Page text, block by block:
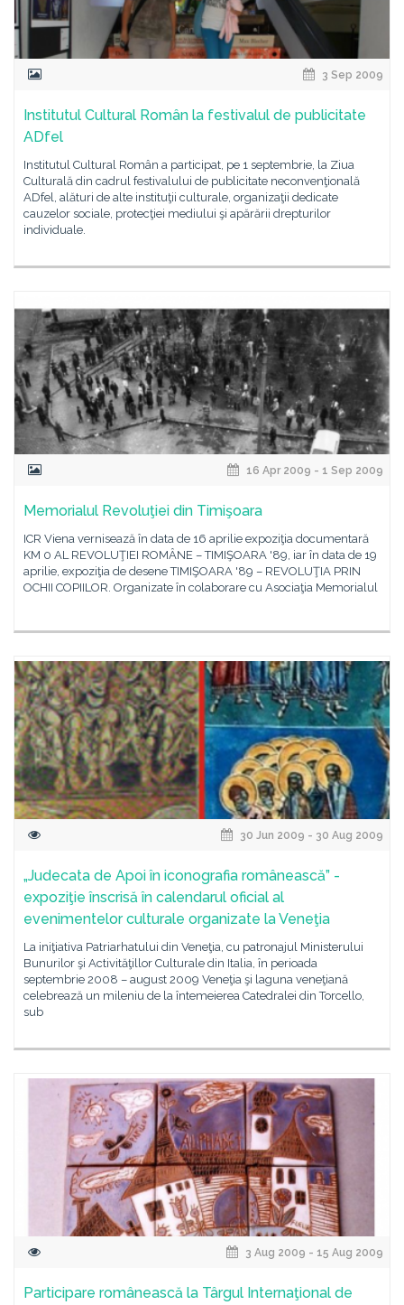
3 Sep 2009
Institutul Cultural Român la festivalul de publicitate
ADfel
Institutul Cultural Român a participat, pe 1 septembrie, la Ziua
Culturală din cadrul festivalului de publicitate neconvenţională
ADfel, alături de alte instituţii culturale, organizaţii dedicate
cauzelor sociale, protecţiei mediului şi apărării drepturilor
individuale.
16 Apr 2009 - 1 Sep 2009
Memorialul Revoluţiei din Timişoara
ICR Viena vernisează în data de 16 aprilie expoziţia documentară
KM 0 AL REVOLUŢIEI ROMÂNE – TIMIŞOARA '89, iar în data de 19
aprilie, expoziţia de desene TIMIŞOARA '89 – REVOLUŢIA PRIN
OCHII COPIILOR. Organizate în colaborare cu Asociaţia Memorialul
30 Jun 2009 - 30 Aug 2009
„Judecata de Apoi în iconografia românească” -
expoziţie înscrisă în calendarul oficial al
evenimentelor culturale organizate la Veneţia
La iniţiativa Patriarhatului din Veneţia, cu patronajul Ministerului
Bunurilor şi Activităţillor Culturale din Italia, în perioada
septembrie 2008 – august 2009 Veneţia şi laguna veneţiană
celebrează un mileniu de la întemeierea Catedralei din Torcello,
sub
3 Aug 2009 - 15 Aug 2009
Participare românească la Târgul Internaţional de